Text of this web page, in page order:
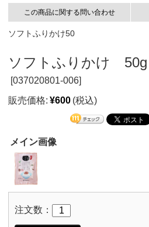
この商品に関する問い合わせ
ソフトふりかけ50
ソフトふりかけ 50g
[037020801-006]
販売価格: ¥600 (税込)
メイン画像
注文数：